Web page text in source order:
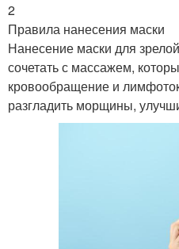
2
Правила нанесения маски
Нанесение маски для
сочетать с массажем,
кровообращение и
разгладить морщины,